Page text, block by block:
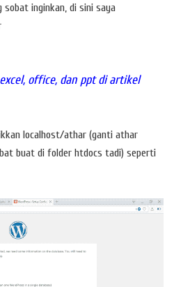
sobat inginkan, di sini saya
office, dan ppt di artikel
localhost/athar (ganti athar
buat di folder htdocs tadi) seperti